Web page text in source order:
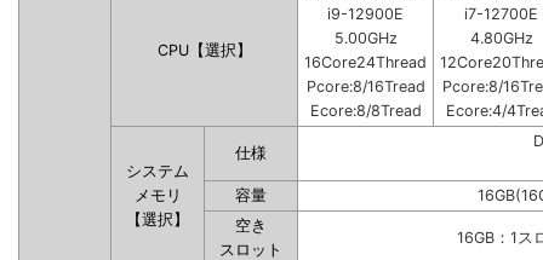
CPU【選択】
i9-12900E
5.00GHz
16Core24Thread
Pcore:8/16Tread
Ecore:8/8Tread
i7-12700E
4.80GHz
Pcore:8/
Ecore:4/
システム
メモリ
【選択】
仕様
容量
空き
スロット
16GB：1ス